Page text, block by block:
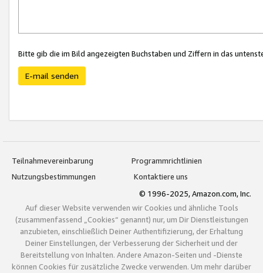
Bitte gib die im Bild angezeigten Buchstaben und Ziffern in das
E-mail senden
Teilnahmevereinbarung
Programmrichtlinien
Nutzungsbestimmungen
Kontaktiere uns
© 1996-2025, Amazon.com, Inc.
Auf dieser Website verwenden wir Cookies und ähnliche Tools
(zusammenfassend „Cookies“ genannt) nur, um Dir Dienstleistungen
anzubieten, einschließlich Deiner Authentifizierung, der Erhaltung
Deiner Einstellungen, der Verbesserung der Sicherheit und der
Bereitstellung von Inhalten. Andere Amazon-Seiten und -Dienste
können Cookies für zusätzliche Zwecke verwenden. Um mehr darüber